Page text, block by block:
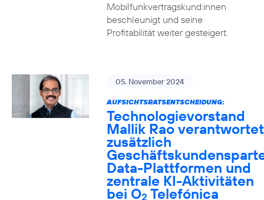
Mobilfunkvertragskund:innen
beschleunigt und seine
Profitabilität weiter gesteigert.
05. November 2024
AUFSICHTSRATSENTSCHEIDUNG:
Technologievorstand
Mallik Rao verantwortet
zusätzlich
Data-Plattformen und
zentrale KI-Aktivitäten
bei O2 Telefónica